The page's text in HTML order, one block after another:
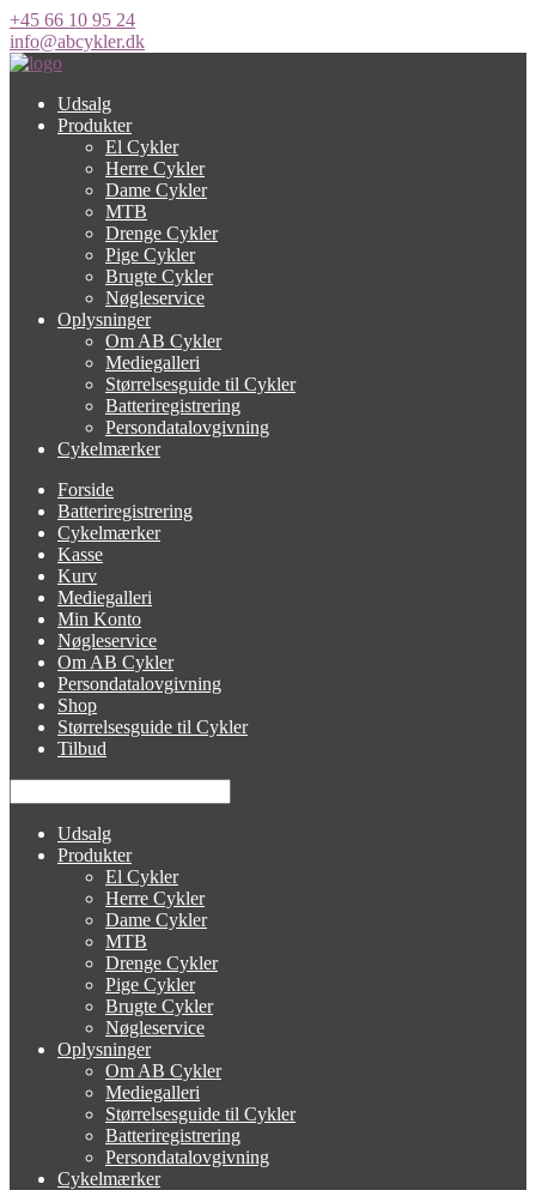
+45 66 10 95 24
info@abcykler.dk
Udsalg
Produkter
El Cykler
Herre Cykler
Dame Cykler
MTB
Drenge Cykler
Pige Cykler
Brugte Cykler
Nøgleservice
Oplysninger
Om AB Cykler
Mediegalleri
Størrelsesguide til Cykler
Batteriregistrering
Persondatalovgivning
Cykelmærker
Forside
Batteriregistrering
Cykelmærker
Kasse
Kurv
Mediegalleri
Min Konto
Nøgleservice
Om AB Cykler
Persondatalovgivning
Shop
Størrelsesguide til Cykler
Tilbud
Udsalg
Produkter
El Cykler
Herre Cykler
Dame Cykler
MTB
Drenge Cykler
Pige Cykler
Brugte Cykler
Nøgleservice
Oplysninger
Om AB Cykler
Mediegalleri
Størrelsesguide til Cykler
Batteriregistrering
Persondatalovgivning
Cykelmærker